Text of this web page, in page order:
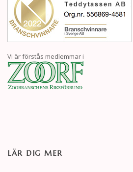
Vi är förstås medlemmar i
LÄR DIG MER